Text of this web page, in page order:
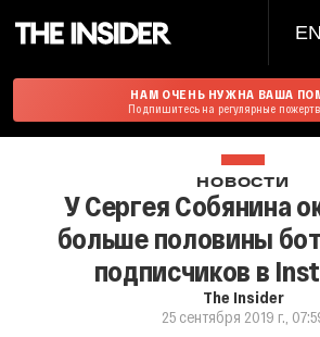
EN
НАМ ОЧЕНЬ НУЖНА ВАША
Подпишитесь на регулярные
НОВОСТИ
У Сергея Собянина
больше половины
подписчиков в
The Insider
25 сентября 2019 г.,